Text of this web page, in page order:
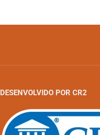
DESENVOLVIDO POR CR2